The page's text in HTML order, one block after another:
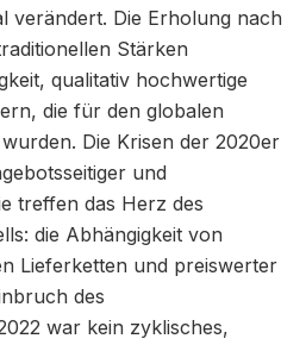
verändert. Die Erholung nach
Stärken
qualitativ hochwertige
die für den globalen
Die Krisen der 2020er
und
treffen das Herz des
die Abhängigkeit von
Lieferketten und preiswerter
des
war kein zyklisches,